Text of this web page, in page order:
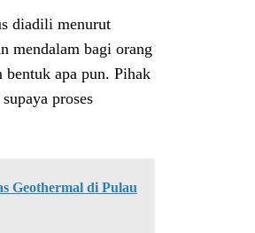
diadili menurut
mendalam bagi orang
apa pun. Pihak
proses
Geothermal di Pulau